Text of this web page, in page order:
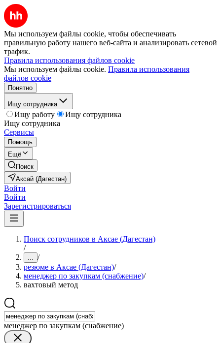
Мы используем файлы cookie, чтобы обеспечивать
правильную работу нашего веб-сайта и анализировать сетевой
трафик.
Правила использования файлов cookie
Мы используем файлы cookie. Правила использования
файлов cookie
Понятно
Ищу сотрудника
Ищу работу
Ищу сотрудника
Ищу сотрудника
Сервисы
Помощь
Ещё
Поиск
Аксай (Дагестан)
Войти
Войти
Зарегистрироваться
Поиск сотрудников в Аксае (Дагестан)
/
... /
резюме в Аксае (Дагестан)/
менеджер по закупкам (снабжение)/
вахтовый метод
менеджер по закупкам (снабжение)